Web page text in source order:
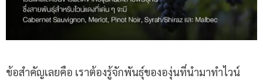
ข้อสำคัญเลยคือ เราต้องรู้จักพันธุ์ขององุ่นที่นำมาทำไวน์